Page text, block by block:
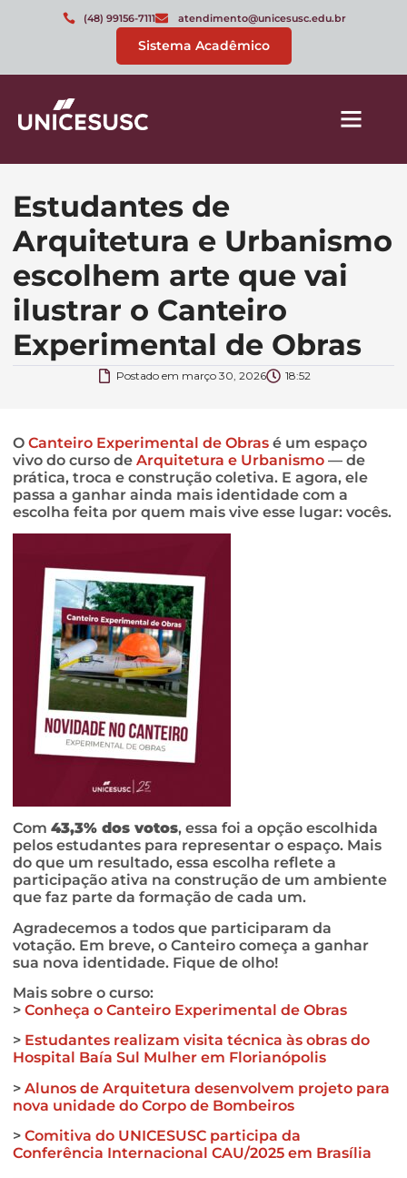
(48) 99156-7111 atendimento@unicesusc.edu.br
Sistema Acadêmico
Estudantes de
Arquitetura e Urbanismo
escolhem arte que vai
ilustrar o Canteiro
Experimental de Obras
Postado em março 30, 2026 18:52
O Canteiro Experimental de Obras é um espaço
vivo do curso de Arquitetura e Urbanismo — de
prática, troca e construção coletiva. E agora, ele
passa a ganhar ainda mais identidade com a
escolha feita por quem mais vive esse lugar: vocês.
Com 43,3% dos votos, essa foi a opção escolhida
pelos estudantes para representar o espaço. Mais
do que um resultado, essa escolha reflete a
participação ativa na construção de um ambiente
que faz parte da formação de cada um.
Agradecemos a todos que participaram da
votação. Em breve, o Canteiro começa a ganhar
sua nova identidade. Fique de olho!
Mais sobre o curso:
> Conheça o Canteiro Experimental de Obras
> Estudantes realizam visita técnica às obras do
Hospital Baía Sul Mulher em Florianópolis
> Alunos de Arquitetura desenvolvem projeto para
nova unidade do Corpo de Bombeiros
> Comitiva do UNICESUSC participa da
Conferência Internacional CAU/2025 em Brasília